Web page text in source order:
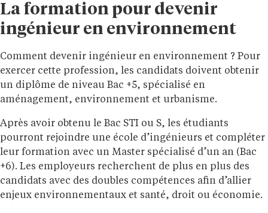
La formation pour devenir
ingénieur en environnement
Comment devenir ingénieur en environnement ? Pour
exercer cette profession, les candidats doivent obtenir
un diplôme de niveau Bac +5, spécialisé en
aménagement, environnement et urbanisme.
Après avoir obtenu le Bac STI ou S, les étudiants
pourront rejoindre une école d’ingénieurs et compléter
leur formation avec un Master spécialisé d’un an (Bac
+6). Les employeurs recherchent de plus en plus des
candidats avec des doubles compétences afin d’allier
enjeux environnementaux et santé, droit ou économie.